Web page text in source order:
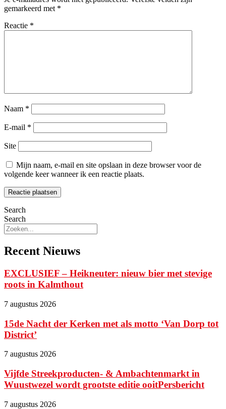
gemarkeerd met *
Reactie *
Naam *
E-mail *
Site
Mijn naam, e-mail en site opslaan in deze browser voor de
volgende keer wanneer ik een reactie plaats.
Search
Search
Recent Nieuws
EXCLUSIEF – Heikneuter: nieuw bier met stevige
roots in Kalmthout
7 augustus 2026
15de Nacht der Kerken met als motto ‘Van Dorp tot
District’
7 augustus 2026
Vijfde Streekproducten- & Ambachtenmarkt in
Wuustwezel wordt grootste editie ooitPersbericht
7 augustus 2026